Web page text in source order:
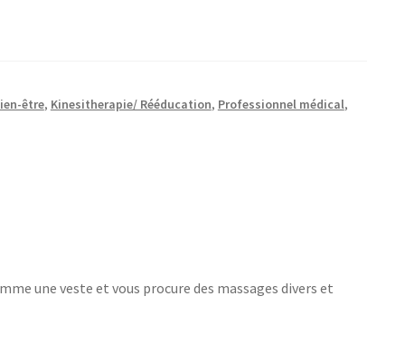
être, Kinesitherapie/ Rééducation, Professionnel médical,
une veste et vous procure des massages divers et